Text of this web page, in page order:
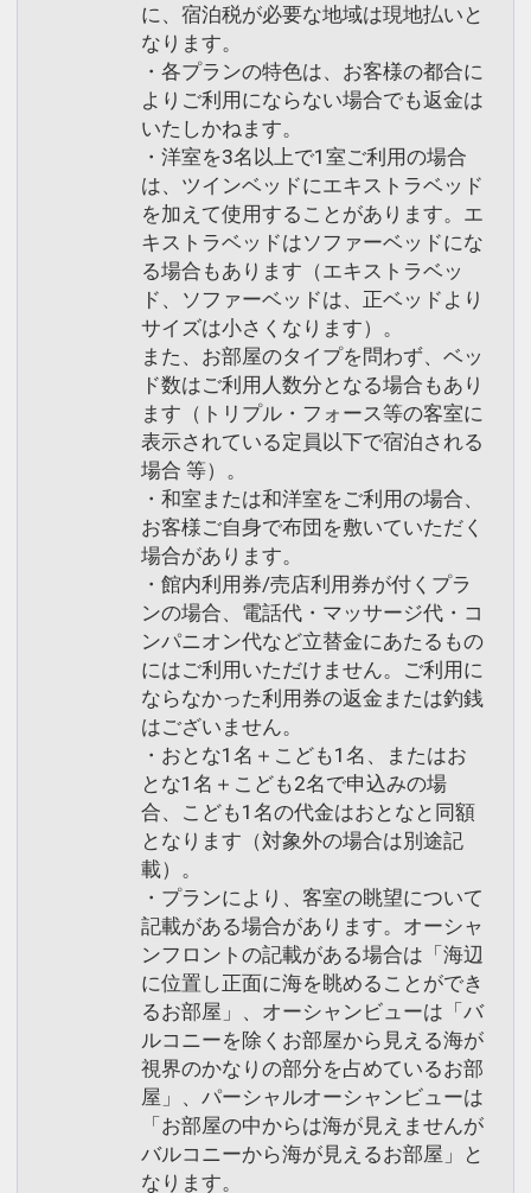
に、宿泊税が必要な地域は現地払いと
なります。
・各プランの特色は、お客様の都合に
よりご利用にならない場合でも返金は
いたしかねます。
・洋室を3名以上で1室ご利用の場合
は、ツインベッドにエキストラベッド
を加えて使用することがあります。エ
キストラベッドはソファーベッドにな
る場合もあります（エキストラベッ
ド、ソファーベッドは、正ベッドより
サイズは小さくなります）。
また、お部屋のタイプを問わず、ベッ
ド数はご利用人数分となる場合もあり
ます（トリプル・フォース等の客室に
表示されている定員以下で宿泊される
場合 等）。
・和室または和洋室をご利用の場合、
お客様ご自身で布団を敷いていただく
場合があります。
・館内利用券/売店利用券が付くプラ
ンの場合、電話代・マッサージ代・コ
ンパニオン代など立替金にあたるもの
にはご利用いただけません。ご利用に
ならなかった利用券の返金または釣銭
はございません。
・おとな1名＋こども1名、またはお
とな1名＋こども2名で申込みの場
合、こども1名の代金はおとなと同額
となります（対象外の場合は別途記
載）。
・プランにより、客室の眺望について
記載がある場合があります。オーシャ
ンフロントの記載がある場合は「海辺
に位置し正面に海を眺めることができ
るお部屋」、オーシャンビューは「バ
ルコニーを除くお部屋から見える海が
視界のかなりの部分を占めているお部
屋」、パーシャルオーシャンビューは
「お部屋の中からは海が見えませんが
バルコニーから海が見えるお部屋」と
なります。